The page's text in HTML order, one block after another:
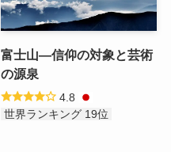
富士山―信仰の対象と芸術
の源泉
4.8
世界ランキング 19位